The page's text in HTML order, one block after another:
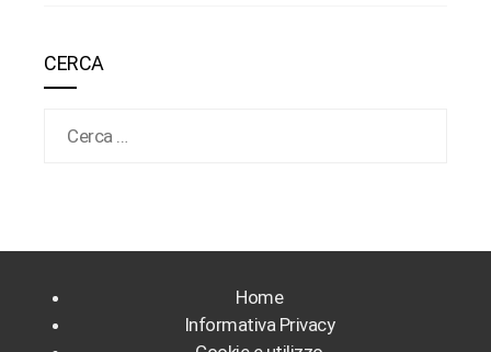
CERCA
Home
Informativa Privacy